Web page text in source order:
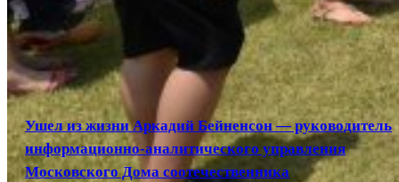
Ушел из жизни Аркадий Бейненсон — руководитель
информационно-аналитического управления
Московского Дома соотечественника